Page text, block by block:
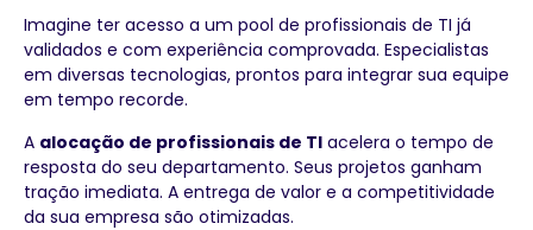
Imagine ter acesso a um pool de profissionais de TI já
validados e com experiência comprovada. Especialistas
em diversas tecnologias, prontos para integrar sua equipe
em tempo recorde.
A alocação de profissionais de TI acelera o tempo de
resposta do seu departamento. Seus projetos ganham
tração imediata. A entrega de valor e a competitividade
da sua empresa são otimizadas.